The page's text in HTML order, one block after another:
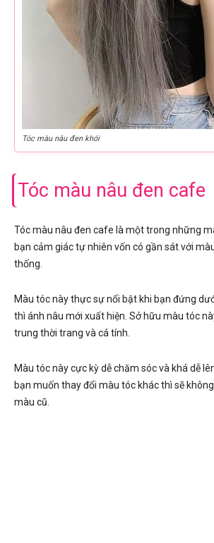
Tóc màu nâu đen khói
Tóc màu nâu đen cafe
Tóc màu nâu đen cafe là một trong những
bạn cảm giác tự nhiên vốn có gần sát với
thống.
Màu tóc này thực sự nổi bật khi bạn đứng
thì ánh nâu mới xuất hiện. Sở hữu màu tóc
trung thời trang và cá tính.
Màu tóc này cực kỳ dễ chăm sóc và khá dễ
bạn muốn thay đổi màu tóc khác thì sẽ
màu cũ.